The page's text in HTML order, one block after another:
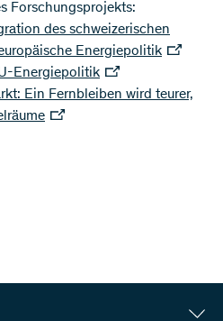
Forschungsprojekts:
des schweizerischen
Energiepolitik
Energiepolitik
Ein Fernbleiben wird teurer,